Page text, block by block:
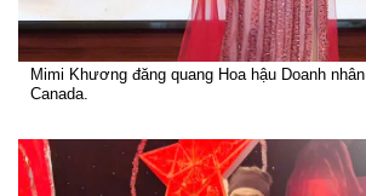
Mimi Khương đăng quang Hoa hậu Doanh
Canada.